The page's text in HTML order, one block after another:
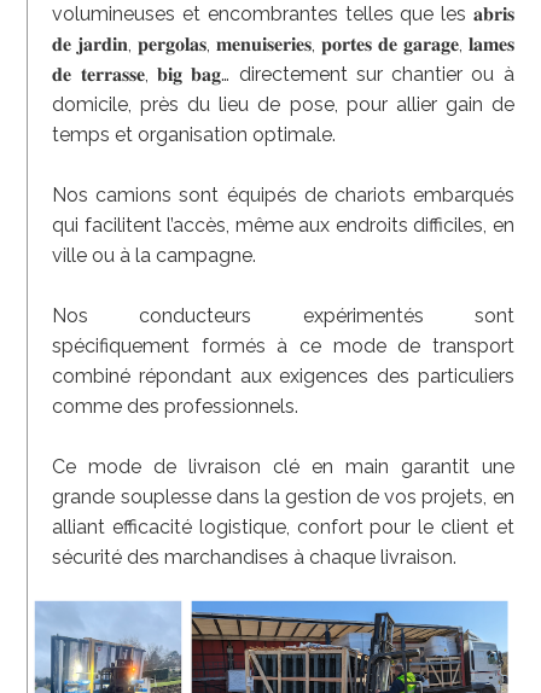
volumineuses et encombrantes telles que les 𝐚𝐛𝐫𝐢𝐬
𝐝𝐞 𝐣𝐚𝐫𝐝𝐢𝐧, 𝐩𝐞𝐫𝐠𝐨𝐥𝐚𝐬, 𝐦𝐞𝐧𝐮𝐢𝐬𝐞𝐫𝐢𝐞𝐬, 𝐩𝐨𝐫𝐭𝐞𝐬 𝐝𝐞 𝐠𝐚𝐫𝐚𝐠𝐞, 𝐥𝐚𝐦𝐞𝐬
𝐝𝐞 𝐭𝐞𝐫𝐫𝐚𝐬𝐬𝐞, 𝐛𝐢𝐠 𝐛𝐚𝐠… directement sur chantier ou à
domicile, près du lieu de pose, pour allier gain de
temps et organisation optimale.
Nos camions sont équipés de chariots embarqués
qui facilitent l’accès, même aux endroits difficiles, en
ville ou à la campagne.
Nos conducteurs expérimentés sont
spécifiquement formés à ce mode de transport
combiné répondant aux exigences des particuliers
comme des professionnels.
Ce mode de livraison clé en main garantit une
grande souplesse dans la gestion de vos projets, en
alliant efficacité logistique, confort pour le client et
sécurité des marchandises à chaque livraison.